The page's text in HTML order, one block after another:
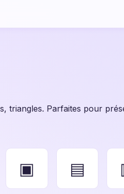
triangles. Parfaites pour
▣ ▤